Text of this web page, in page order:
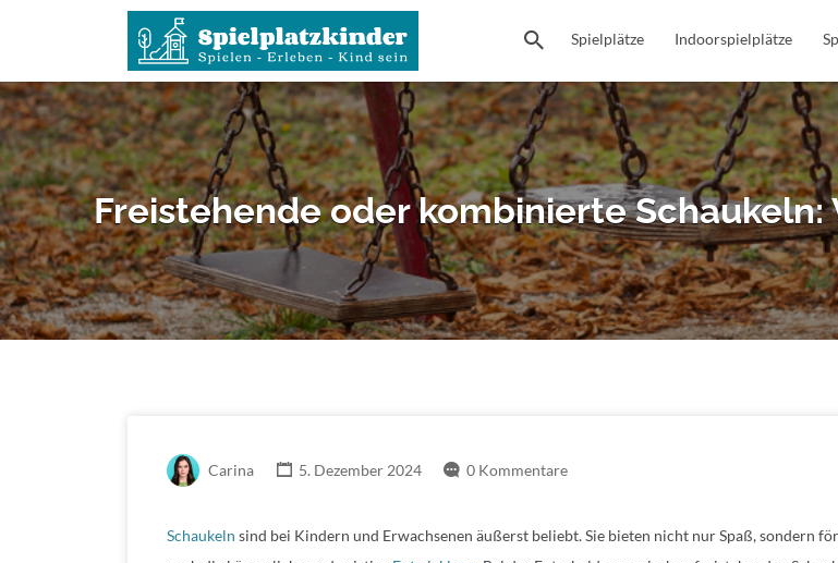
Spielplätze Indoorspielplätze
Suchen
nach:
Freistehende oder kombinierte
Carina 5. Dezember 2024 0 Kommentare
Schaukeln sind bei Kindern und Erwachsenen äußerst beliebt. Sie bieten nicht nur Spaß, sondern